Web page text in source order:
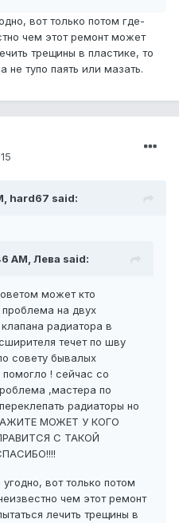
вот только потом где-
чем этот ремонт может
трещины в пластике, то
не тупо паять или мазать.
hard67 said:
AM, Лева said:
может кто
на двух
радиатора в
течет по шву
совету бывалых
! сейчас со
,мастера по
радиаторы но
МОЖЕТ У КОГО
С ТАКОЙ
вот только потом
чем этот ремонт
лечить трещины в